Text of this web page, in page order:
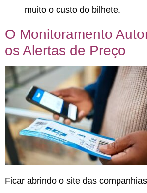
muito o custo do bilhete.
O Monitoramento
os Alertas de Preço
Ficar abrindo o site das